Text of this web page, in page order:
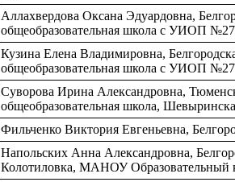
Аллахвердова Оксана Эдуардовна,
общеобразовательная школа с УИОП
Кузина Елена Владимировна,
общеобразовательная школа с УИОП
Суворова Ирина Александровна,
общеобразовательная школа,
Фильченко Виктория Евгеньевна,
Напольских Анна Александровна,
Колотиловка, МАНОУ Образовательный